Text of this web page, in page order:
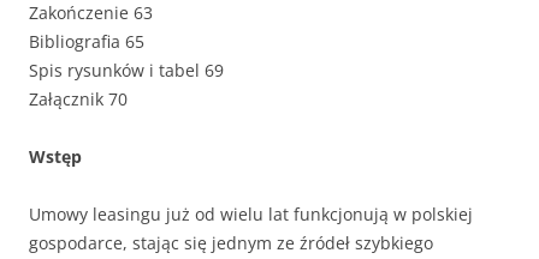
Zakończenie 63
Bibliografia 65
Spis rysunków i tabel 69
Załącznik 70
Wstęp
Umowy leasingu już od wielu lat funkcjonują w polskiej
gospodarce, stając się jednym ze źródeł szybkiego